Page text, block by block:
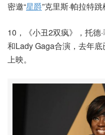
密邀“星爵”克里斯·帕拉特
10，《小丑2双疯》，托德
和Lady Gaga合演，去年
上映。